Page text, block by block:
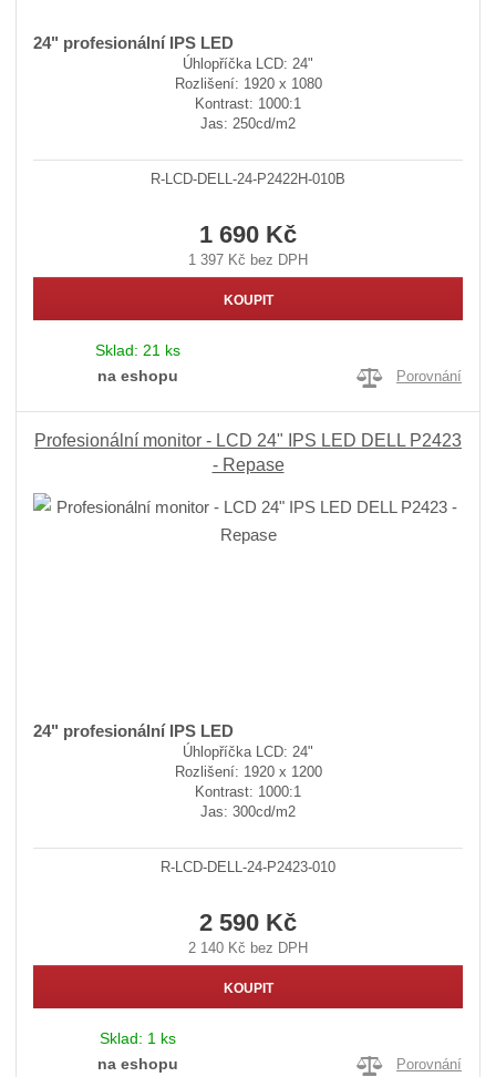
24" profesionální IPS LED
Úhlopříčka LCD: 24"
Rozlišení: 1920 x 1080
Kontrast: 1000:1
Jas: 250cd/m2
R-LCD-DELL-24-P2422H-010B
1 690 Kč
1 397 Kč bez DPH
KOUPIT
Sklad: 21 ks
na eshopu
Porovnání
Profesionální monitor - LCD 24" IPS LED DELL P2423
- Repase
24" profesionální IPS LED
Úhlopříčka LCD: 24"
Rozlišení: 1920 x 1200
Kontrast: 1000:1
Jas: 300cd/m2
R-LCD-DELL-24-P2423-010
2 590 Kč
2 140 Kč bez DPH
KOUPIT
Sklad: 1 ks
na eshopu
Porovnání